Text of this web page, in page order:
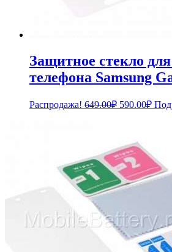
Защитное стекло для
телефона Samsung
Распродажа! 649.00₽ 590.00₽